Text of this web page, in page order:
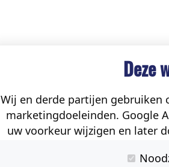
Deze
Wij en derde partijen gebruiken
marketingdoeleinden. Google
uw voorkeur wijzigen en later